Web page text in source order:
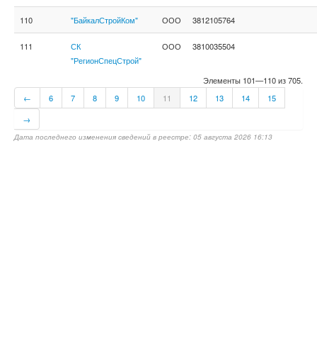
110 "БайкалСтройКом" ООО 3812105764
111
СК
"РегионСпецСтрой"
ООО 3810035504
Элементы 101—110 из 705.
←
6 7 8 9 10 11 12 13 14
15
→
Дата последнего изменения сведений в реестре: 05 августа 2026 16:13